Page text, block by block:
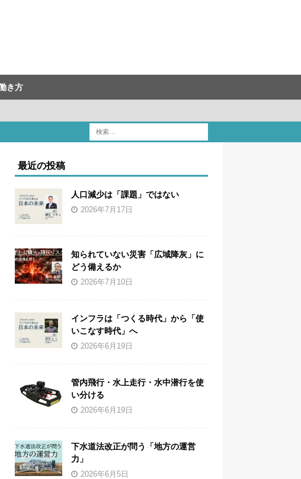
き方
最近の投稿
人口減少は「課題」ではない
2026年7月17日
知られていない災害「広域降灰」に
どう備えるか
2026年7月10日
インフラは「つくる時代」から「使
いこなす時代」へ
2026年6月19日
管内飛行・水上走行・水中潜行を使
い分ける
2026年6月19日
下水道法改正が問う「地方の運営
力」
2026年6月5日